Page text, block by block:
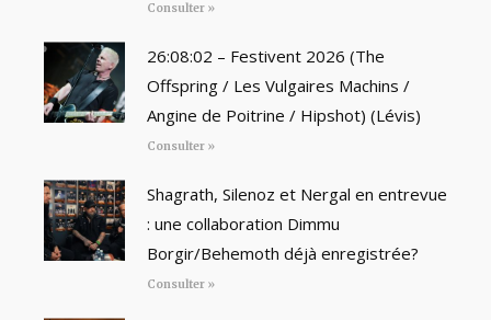
Consulter »
26:08:02 – Festivent 2026 (The
Offspring / Les Vulgaires Machins /
Angine de Poitrine / Hipshot) (Lévis)
Consulter »
Shagrath, Silenoz et Nergal en entrevue
: une collaboration Dimmu
Borgir/Behemoth déjà enregistrée?
Consulter »